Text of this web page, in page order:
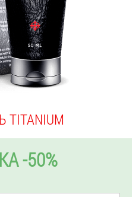
TITANIUM
-50%